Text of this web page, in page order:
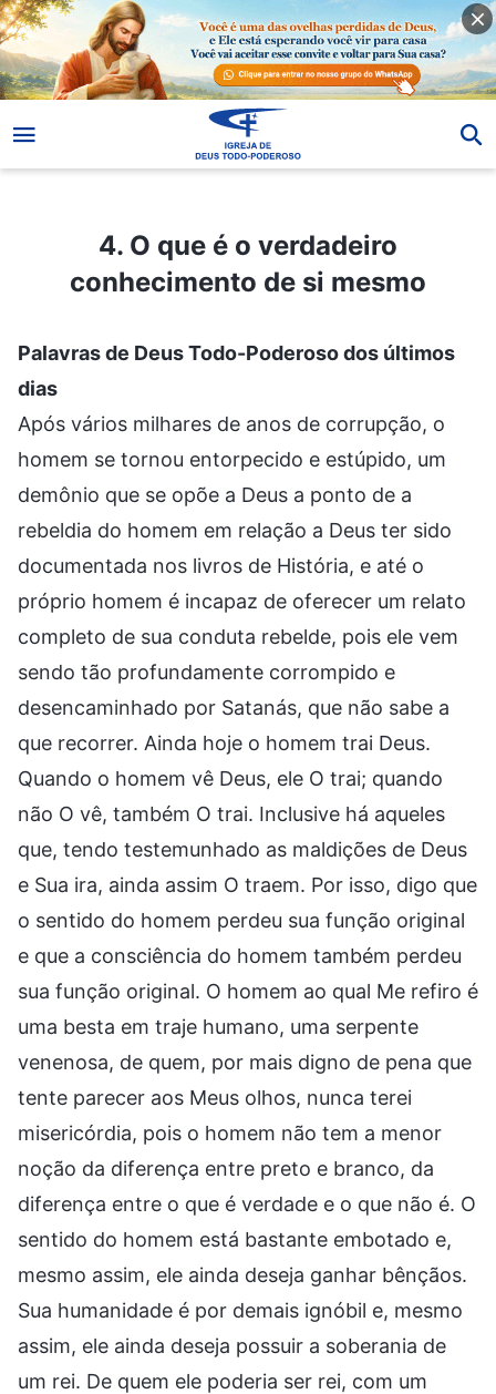
4. O que é o verdadeiro conhecimento de si mesmo
4. O que é o verdadeiro
conhecimento de si mesmo
Palavras de Deus Todo-Poderoso dos últimos
dias
Após vários milhares de anos de corrupção, o
homem se tornou entorpecido e estúpido, um
demônio que se opõe a Deus a ponto de a
rebeldia do homem em relação a Deus ter sido
documentada nos livros de História, e até o
próprio homem é incapaz de oferecer um relato
completo de sua conduta rebelde, pois ele vem
sendo tão profundamente corrompido e
desencaminhado por Satanás, que não sabe a
que recorrer. Ainda hoje o homem trai Deus.
Quando o homem vê Deus, ele O trai; quando
não O vê, também O trai. Inclusive há aqueles
que, tendo testemunhado as maldições de Deus
e Sua ira, ainda assim O traem. Por isso, digo que
o sentido do homem perdeu sua função original
e que a consciência do homem também perdeu
sua função original. O homem ao qual Me refiro é
uma besta em traje humano, uma serpente
venenosa, de quem, por mais digno de pena que
tente parecer aos Meus olhos, nunca terei
misericórdia, pois o homem não tem a menor
noção da diferença entre preto e branco, da
diferença entre o que é verdade e o que não é. O
sentido do homem está bastante embotado e,
mesmo assim, ele ainda deseja ganhar bênçãos.
Sua humanidade é por demais ignóbil e, mesmo
assim, ele ainda deseja possuir a soberania de
um rei. De quem ele poderia ser rei, com um